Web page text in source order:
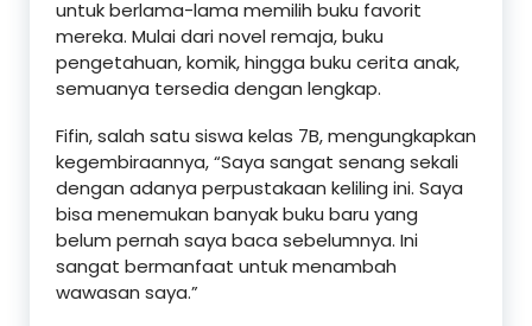
untuk berlama-lama memilih buku favorit
mereka. Mulai dari novel remaja, buku
pengetahuan, komik, hingga buku cerita anak,
semuanya tersedia dengan lengkap.
Fifin, salah satu siswa kelas 7B, mengungkapkan
kegembiraannya, “Saya sangat senang sekali
dengan adanya perpustakaan keliling ini. Saya
bisa menemukan banyak buku baru yang
belum pernah saya baca sebelumnya. Ini
sangat bermanfaat untuk menambah
wawasan saya.”